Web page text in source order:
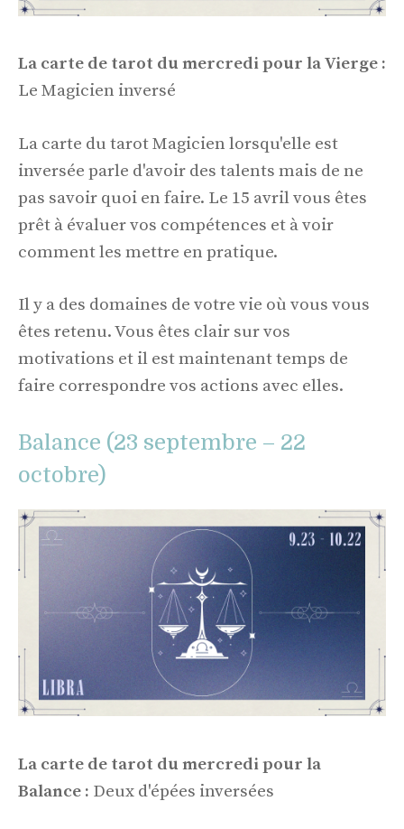
La carte de tarot du mercredi pour la Vierge :
Le Magicien inversé
La carte du tarot Magicien lorsqu'elle est
inversée parle d'avoir des talents mais de ne
pas savoir quoi en faire. Le 15 avril vous êtes
prêt à évaluer vos compétences et à voir
comment les mettre en pratique.
Il y a des domaines de votre vie où vous vous
êtes retenu. Vous êtes clair sur vos
motivations et il est maintenant temps de
faire correspondre vos actions avec elles.
Balance (23 septembre – 22
octobre)
La carte de tarot du mercredi pour la
Balance : Deux d'épées inversées